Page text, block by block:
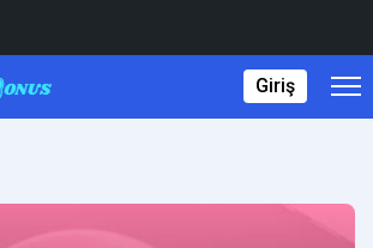
Giriş